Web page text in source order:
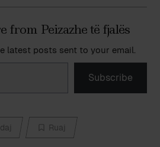
from Peizazhe të fjalës
latest posts sent to your email.
Subscribe
Ruaj